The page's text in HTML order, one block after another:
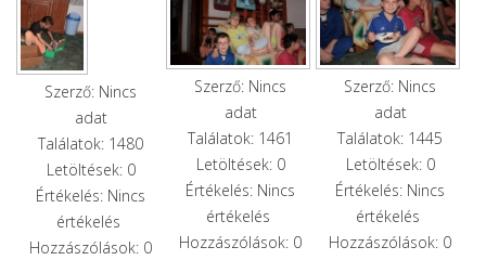
Szerző: Nincs
adat
Találatok: 1480
Letöltések: 0
Értékelés: Nincs
értékelés
Hozzászólások: 0
Szerző: Nincs
adat
Találatok: 1461
Letöltések: 0
Értékelés: Nincs
értékelés
Hozzászólások: 0
Szerző: Nincs
adat
Találatok: 1445
Letöltések: 0
Értékelés: Nincs
értékelés
Hozzászólások: 0